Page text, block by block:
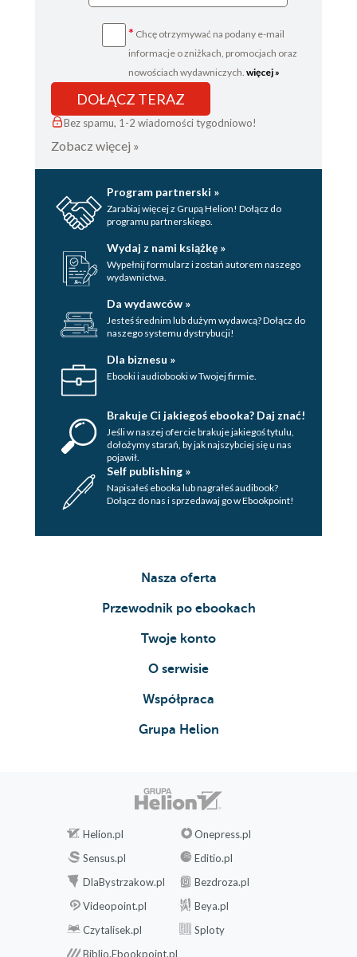
* Chcę otrzymywać na podany e-mail
informacje o zniżkach, promocjach oraz
nowościach wydawniczych. więcej »
DOŁĄCZ TERAZ
Bez spamu, 1-2 wiadomości tygodniowo!
Zobacz więcej »
Program partnerski »
Zarabiaj więcej z Grupą Helion! Dołącz do
programu partnerskiego.
Wydaj z nami książkę »
Wypełnij formularz i zostań autorem naszego
wydawnictwa.
Da wydawców »
Jesteś średnim lub dużym wydawcą? Dołącz do
naszego systemu dystrybucji!
Dla biznesu »
Ebooki i audiobooki w Twojej firmie.
Brakuje Ci jakiegoś ebooka? Daj znać!
Jeśli w naszej ofercie brakuje jakiegoś tytulu,
dołożymy starań, by jak najszybciej się u nas
pojawił.
Self publishing »
Napisałeś ebooka lub nagrałeś audibook?
Dołącz do nas i sprzedawaj go w Ebookpoint!
Nasza oferta
Przewodnik po ebookach
Twoje konto
O serwisie
Współpraca
Grupa Helion
Helion.pl
Onepress.pl
Sensus.pl
Editio.pl
DlaBystrzakow.pl
Bezdroza.pl
Videopoint.pl
Beya.pl
Czytalisek.pl
Sploty
Biblio.Ebookpoint.pl